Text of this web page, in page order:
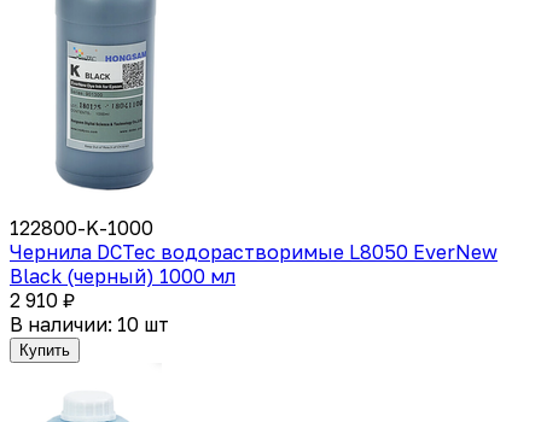
122800-K-1000
Чернила DCTec водорастворимые L8050 EverNew
Black (черный) 1000 мл
2 910 ₽
В наличии: 10 шт
Купить